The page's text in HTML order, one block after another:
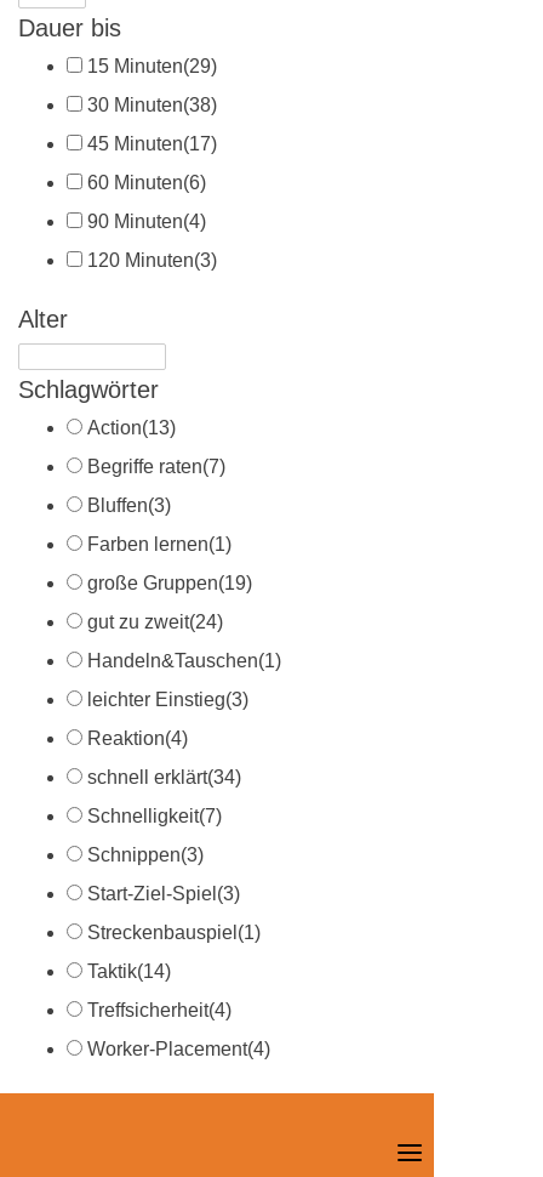
Dauer bis
15 Minuten(29)
30 Minuten(38)
45 Minuten(17)
60 Minuten(6)
90 Minuten(4)
120 Minuten(3)
Alter
Schlagwörter
Action(13)
Begriffe raten(7)
Bluffen(3)
Farben lernen(1)
große Gruppen(19)
gut zu zweit(24)
Handeln&Tauschen(1)
leichter Einstieg(3)
Reaktion(4)
schnell erklärt(34)
Schnelligkeit(7)
Schnippen(3)
Start-Ziel-Spiel (3)
Streckenbauspiel (1)
Taktik(14)
Treffsicherheit(4)
Worker-Placement(4)